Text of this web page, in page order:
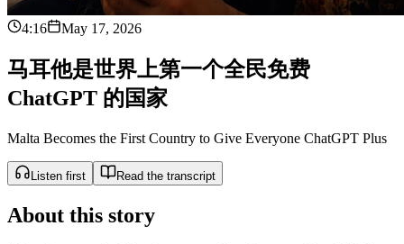
4:16 May 17, 2026
马耳他是世界上第一个全民免费
ChatGPT 的国家
Malta Becomes the First Country to Give Everyone ChatGPT Plus
Listen first Read the transcript
About this story